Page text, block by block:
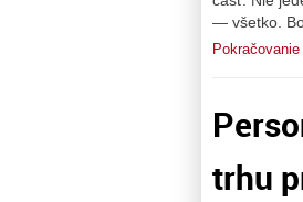
— všetko.
trhu